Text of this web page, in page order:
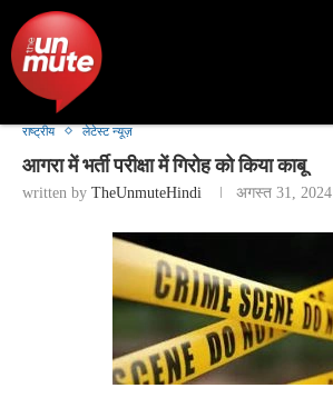
राष्ट्रीय लेटेस्ट न्यूज़
आगरा में भर्ती परीक्षा में गिरोह को किया काबू
written by TheUnmuteHindi अगस्त 31, 2024